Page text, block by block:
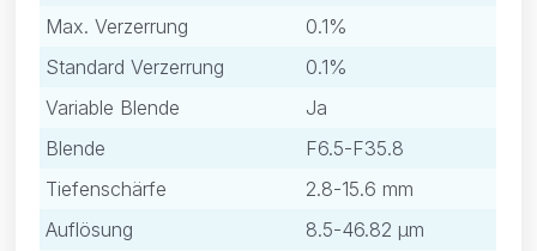
Max. Verzerrung
0.1%
Standard Verzerrung
0.1%
Variable Blende
Ja
Blende
F6.5-F35.8
Tiefenschärfe
2.8-15.6 mm
Auflösung
8.5-46.82 μm